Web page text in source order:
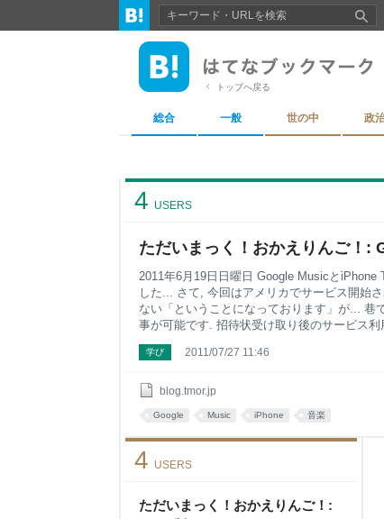
トップへ戻る
総合 一般 世の中 政
ただいまっく！おかえりんご！
4 USERS
blog.tmor.jp
2011年6月19日日曜日 Google Musicと
した... さて, 今回はアメリカでサービス開始
ない「ということになっております」が... 巷
事が可能です. 招待状受け取り後のサービス
が... ベーシックな考え(音楽をクラウド上に
も便利なのです. 容量は2万曲. とてもじゃな
学び 2011/07/27 11:46
Google Music iPhone 音楽
ただいまっく！おかえりんご！:
4 USERS